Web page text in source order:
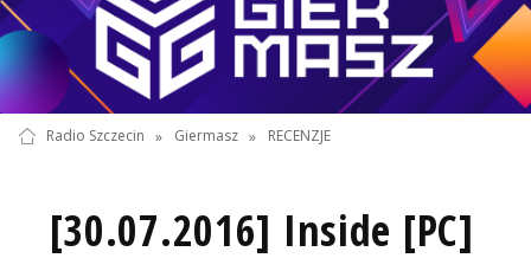
Radio Szczecin » Giermasz » RECENZJE
[30.07.2016] Inside [PC]